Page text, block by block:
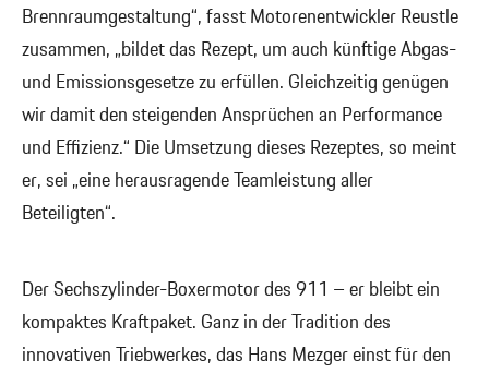
Brennraumgestaltung“, fasst Motorenentwickler Reustle
zusammen, „bildet das Rezept, um auch künftige Abgas-
und Emissionsgesetze zu erfüllen. Gleichzeitig genügen
wir damit den steigenden Ansprüchen an Performance
und Effizienz.“ Die Umsetzung dieses Rezeptes, so meint
er, sei „eine herausragende Teamleistung aller
Beteiligten“.
Der Sechszylinder-Boxermotor des 911 – er bleibt ein
kompaktes Kraftpaket. Ganz in der Tradition des
innovativen Triebwerkes, das Hans Mezger einst für den